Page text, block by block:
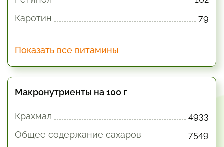
Каротин
79
Показать все витамины
Макронутриенты на 100 г
Крахмал
4933
Общее содержание сахаров
7549